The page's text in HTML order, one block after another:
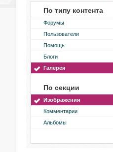
По типу контента
Форумы
Пользователи
Помощь
Блоги
Галерея
По секции
Изображения
Комментарии
Альбомы